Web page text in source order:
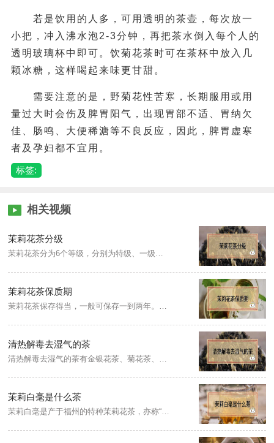
若是饮用的人多，可用透明的茶壶，每次放一
小把，冲入沸水泡2-3分钟，再把茶水倒入每个人的
透明玻璃杯中即可。饮菊花茶时可在茶杯中放入几
颗冰糖，这样喝起来味更甘甜。
需要注意的是，野菊花性苦寒，长期服用或用
量过大时会伤及脾胃阳气，出现胃部不适、胃纳欠
佳、肠鸣、大便稀溏等不良反应，因此，脾胃虚寒
者及孕妇都不宜用。
标签:
相关视频
茉莉花茶分级
茉莉花茶保质期
清热解毒去湿气的茶
茉莉白毫是什么茶